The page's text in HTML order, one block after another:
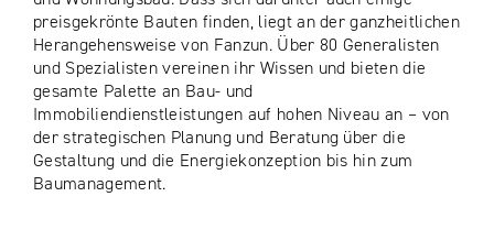
preisgekrönte Bauten finden, liegt an der ganzheitlichen
Herangehensweise von Fanzun. Über 80 Generalisten
und Spezialisten vereinen ihr Wissen und bieten die
gesamte Palette an Bau- und
Immobiliendienstleistungen auf hohen Niveau an – von
der strategischen Planung und Beratung über die
Gestaltung und die Energiekonzeption bis hin zum
Baumanagement.